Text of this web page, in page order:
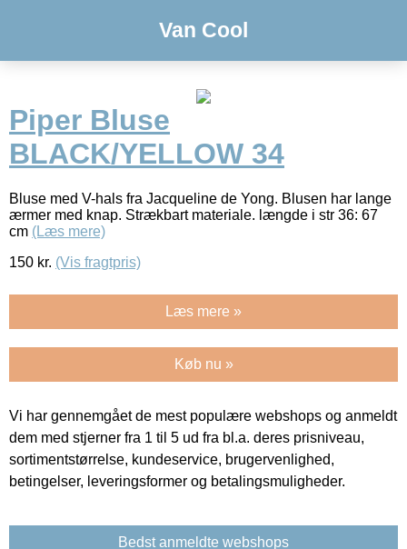
Van Cool
Piper Bluse
BLACK/YELLOW 34
Bluse med V-hals fra Jacqueline de Yong. Blusen har lange
ærmer med knap. Strækbart materiale. længde i str 36: 67
cm (Læs mere)
150 kr. (Vis fragtpris)
Læs mere »
Køb nu »
Vi har gennemgået de mest populære webshops og anmeldt
dem med stjerner fra 1 til 5 ud fra bl.a. deres prisniveau,
sortimentstørrelse, kundeservice, brugervenlighed,
betingelser, leveringsformer og betalingsmuligheder.
Bedst anmeldte webshops